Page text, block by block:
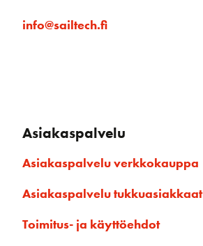
info@sailtech.fi
Asiakaspalvelu
Asiakaspalvelu verkkokauppa
Asiakaspalvelu tukkuasiakkaat
Toimitus- ja käyttöehdot